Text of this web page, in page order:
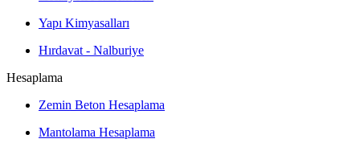
Yapı Kimyasalları
Hırdavat - Nalburiye
Hesaplama
Zemin Beton Hesaplama
Mantolama Hesaplama